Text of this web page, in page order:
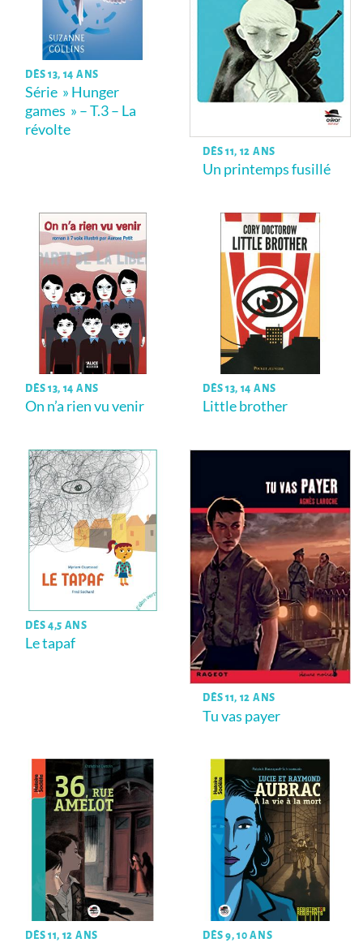
DÈS 13, 14 ANS
Série » Hunger
games » – T.3 – La
révolte
DÈS 11, 12 ANS
Un printemps fusillé
DÈS 13, 14 ANS
On n’a rien vu venir
DÈS 13, 14 ANS
Little brother
DÈS 4,5 ANS
Le tapaf
DÈS 11, 12 ANS
Tu vas payer
DÈS 11, 12 ANS DÈS 9, 10 ANS